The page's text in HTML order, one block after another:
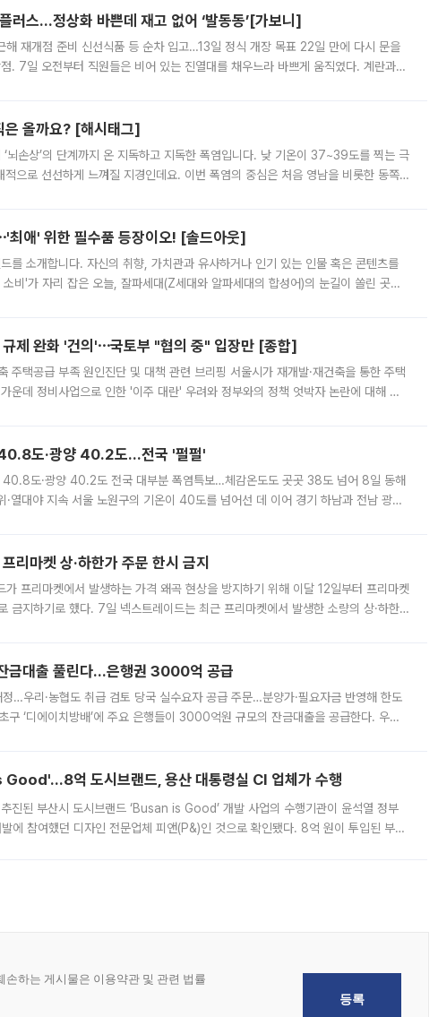
러스…정상화 바쁜데 재고 없어 ‘발동동’[가보니]
해 재개점 준비 신선식품 등 순차 입고…13일 정식 개장 목표 22일 만에 다시 문을
. 7일 오전부터 직원들은 비어 있는 진열대를 채우느라 바쁘게 움직였다. 계란과
은 올까요? [해시태그]
뇌손상’의 단계까지 온 지독하고 지독한 폭염입니다. 낮 기온이 37~39도를 찍는 극
으로 선선하게 느껴질 지경인데요. 이번 폭염의 중심은 처음 영남을 비롯한 동쪽
최애' 위한 필수품 등장이오! [솔드아웃]
를 소개합니다. 자신의 취향, 가치관과 유사하거나 인기 있는 인물 혹은 콘텐츠를
비'가 자리 잡은 오늘, 잘파세대(Z세대와 알파세대의 합성어)의 눈길이 쏠린 곳은
규제 완화 '건의'⋯국토부 "협의 중" 입장만 [종합]
주택공급 부족 원인진단 및 대책 관련 브리핑 서울시가 재개발·재건축을 통한 주택
운데 정비사업으로 인한 '이주 대란' 우려와 정부와의 정책 엇박자 논란에 대해 정
도·광양 40.2도…전국 '펄펄'
도·광양 40.2도 전국 대부분 폭염특보…체감온도도 곳곳 38도 넘어 8일 동해
·열대야 지속 서울 노원구의 기온이 40도를 넘어선 데 이어 경기 하남과 전남 광양
리마켓 상·하한가 주문 한시 금지
가 프리마켓에서 발생하는 가격 왜곡 현상을 방지하기 위해 이달 12일부터 프리마켓
금지하기로 했다. 7일 넥스트레이드는 최근 프리마켓에서 발생한 소량의 상·하한
금대출 풀린다…은행권 3000억 공급
…우리·농협도 취급 검토 당국 실수요자 공급 주문…분양가·필요자금 반영해 한도
구 ‘디에이치방배’에 주요 은행들이 3000억원 규모의 잔금대출을 공급한다. 우리
억 도시브랜드, 용산 대통령실 CI 업체가 수행
진된 부산시 도시브랜드 ‘Busan is Good’ 개발 사업의 수행기관이 윤석열 정부
에 참여했던 디자인 전문업체 피앤(P&)인 것으로 확인됐다. 8억 원이 투입된 부산